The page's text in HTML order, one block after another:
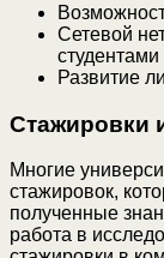
Сетевой
студентами
Развитие
Стажировки
Многие
стажировок,
полученные
работа в